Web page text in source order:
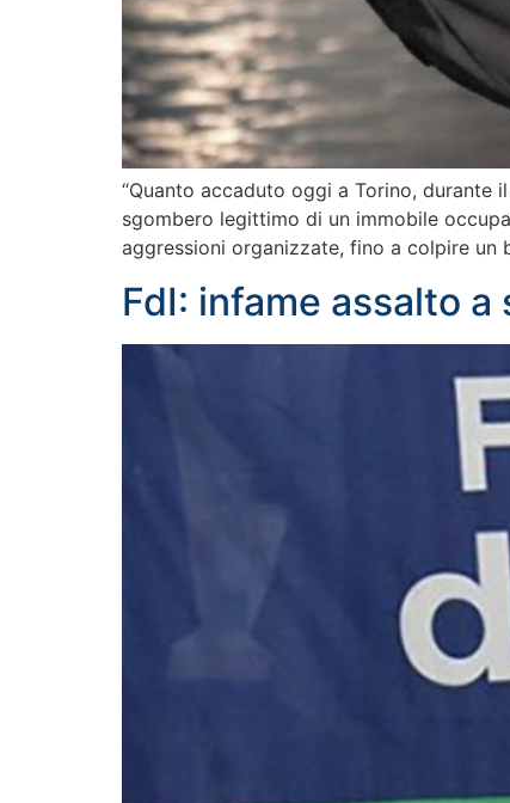
“Quanto accaduto oggi a Torino,
sgombero legittimo di un immobile
aggressioni organizzate, fino a colpire un
FdI: infame assalto